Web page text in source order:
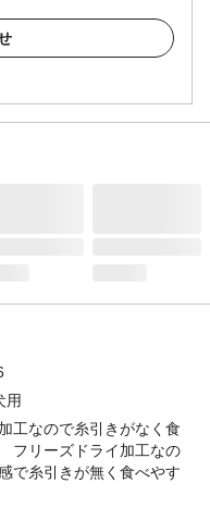
用
工なので糸引きがなく食
フリーズドライ加工なの
で糸引きが無く食べやす